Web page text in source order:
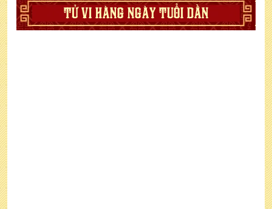
TỬ VI HÀNG NGÀY TUỔI DẦN